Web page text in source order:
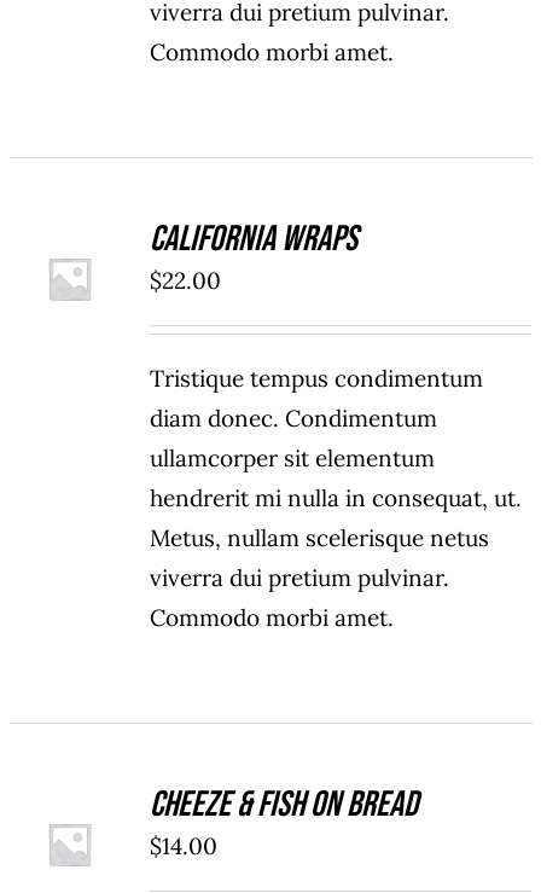
viverra dui pretium pulvinar.
Commodo morbi amet.
ADD TO
CART
/
California Wraps
$22.00
Tristique tempus condimentum
diam donec. Condimentum
ullamcorper sit elementum
hendrerit mi nulla in consequat, ut.
Metus, nullam scelerisque netus
viverra dui pretium pulvinar.
Commodo morbi amet.
ADD TO
CART
/
Cheeze & Fish On Bread
$14.00